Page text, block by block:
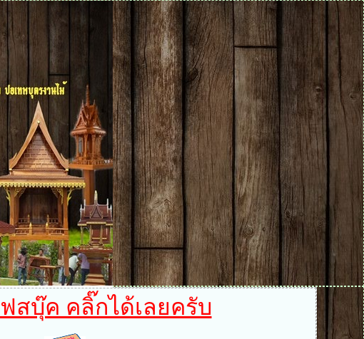
สบุ๊ค คลิ๊กได้เลยครับ